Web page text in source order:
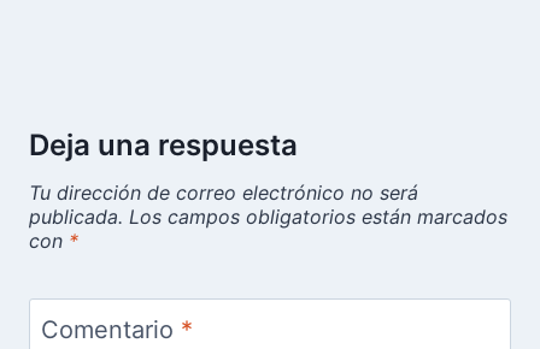
Deja una respuesta
Tu dirección de correo electrónico no será
publicada. Los campos obligatorios están marcados
con *
Comentario *